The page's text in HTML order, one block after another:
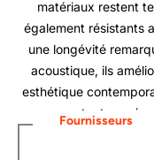
matériaux restent
également résistants
une longévité
acoustique, ils
esthétique
tout en
Fournisseurs